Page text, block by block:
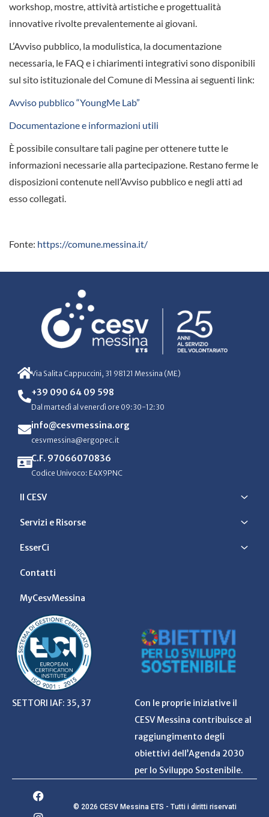
workshop, mostre, attività artistiche e progettualità
innovative rivolte prevalentemente ai giovani.
L’Avviso pubblico, la modulistica, la documentazione
necessaria, le FAQ e i chiarimenti integrativi sono disponibili
sul sito istituzionale del Comune di Messina ai seguenti link:
Avviso pubblico “YoungMe Lab”
Documentazione e informazioni utili
È possibile consultare tali pagine per ottenere tutte le
informazioni necessarie alla partecipazione. Restano ferme le
disposizioni contenute nell’Avviso pubblico e negli atti ad
esso collegati.
Fonte: https://comune.messina.it/
Via Salita Cappuccini, 31 98121 Messina (ME)
+39 090 64 09 598
Dal martedì al venerdì ore 09:30-12:30
info@cesvmessina.org
cesvmessina@ergopec.it
C.F. 97066070836
Codice Univoco: E4X9PNC
Il CESV
Servizi e Risorse
EsserCi
Contatti
MyCesvMessina
SETTORI IAF: 35, 37
Con le proprie iniziative il
CESV Messina contribuisce al
raggiungimento degli
obiettivi dell’Agenda 2030
per lo Sviluppo Sostenibile.
© 2026 CESV Messina ETS - Tutti i diritti riservati